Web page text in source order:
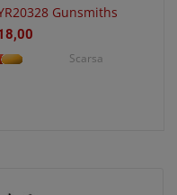
Gunsmiths
Scarsa